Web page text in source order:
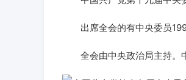
出席全会的有中央委员199
全会由中央政治局主持。中